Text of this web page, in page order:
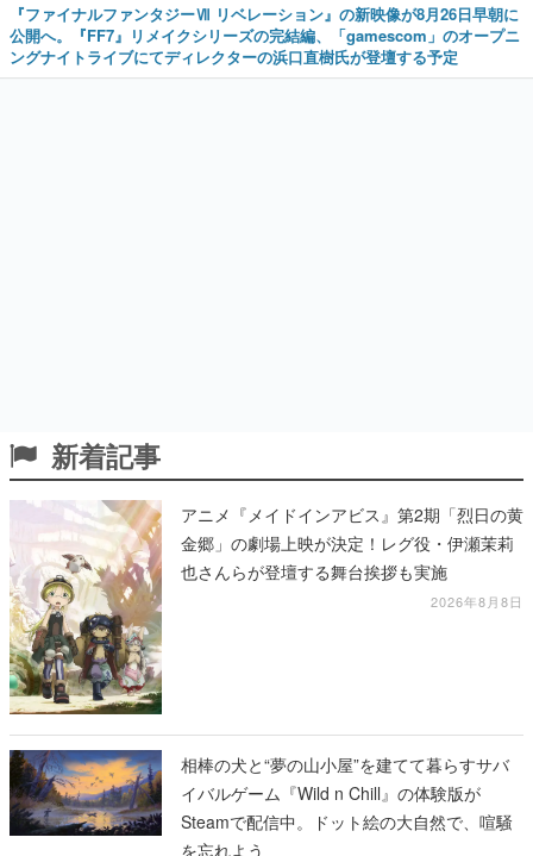
『ファイナルファンタジーⅦ リベレーション』の新映像が8月26日早朝に
公開へ。『FF7』リメイクシリーズの完結編、「gamescom」のオープニ
ングナイトライブにてディレクターの浜口直樹氏が登壇する予定
新着記事
アニメ『メイドインアビス』第2期「烈日の黄
金郷」の劇場上映が決定！レグ役・伊瀬茉莉
也さんらが登壇する舞台挨拶も実施
2026年8月8日
相棒の犬と“夢の山小屋”を建てて暮らすサバ
イバルゲーム『Wild n Chill』の体験版が
Steamで配信中。ドット絵の大自然で、喧騒
を忘れよう